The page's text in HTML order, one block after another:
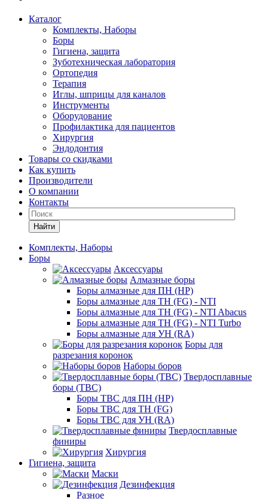
Каталог
Комплекты, Наборы
Боры
Гигиена, защита
Зуботехническая лаборатория
Ортопедия
Терапия
Иглы, шприцы для каналов
Инструменты
Оборудование
Профилактика для пациентов
Хирургия
Эндодонтия
Товары со скидками
Как купить
Производители
О компании
Контакты
Найти
Комплекты, Наборы
Боры
Аксессуары
Алмазные боры
Боры алмазные для ПН (HP)
Боры алмазные для ТН (FG) - NTI
Боры алмазные для ТН (FG) - NTI Abacus
Боры алмазные для ТН (FG) - NTI Turbo
Боры алмазные для УН (RA)
Боры для
разрезания коронок
Наборы боров
Твердосплавные
боры (ТВС)
Боры ТВС для ПН (HP)
Боры ТВС для ТН (FG)
Боры ТВС для УН (RA)
Твердосплавные
финиры
Хирургия
Гигиена, защита
Маски
Дезинфекция
Разное